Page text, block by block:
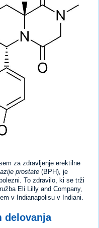
za zdravljenje erektilne
prostate (BPH), je
To zdravilo, ki se trži
Eli Lilly and Company,
v Indianapolisu v Indiani.
delovanja